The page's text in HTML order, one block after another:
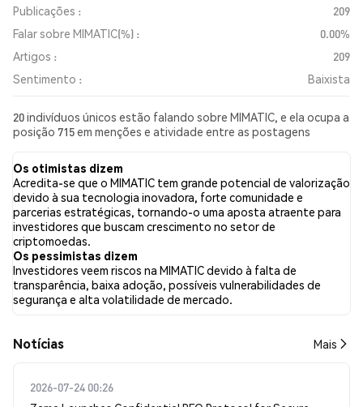
Publicações :
209
Falar sobre MIMATIC(%) :
0.00%
Artigos :
209
Sentimento :
Baixista
20 indivíduos únicos estão falando sobre MIMATIC, e ela ocupa a
posição 715 em menções e atividade entre as postagens
MIMATIC em todas as redes sociais foi Baixista. Por fim, foram
publicados 209 artigos de notícias sobre MIMATIC. No Twitter,
NaN% dos tweets apresentaram um sentimento otimista em
comparação com NaN% dos tweets com sentimento pessimista
sobre MIMATIC. NaN% dos tweets foram neutros em relação a
MIMATIC. Esses sentimentos são baseados em 0 tweets.
Os otimistas dizem
Acredita-se que o MIMATIC tem grande potencial de valorização
devido à sua tecnologia inovadora, forte comunidade e
parcerias estratégicas, tornando-o uma aposta atraente para
investidores que buscam crescimento no setor de
criptomoedas.
Os pessimistas dizem
Investidores veem riscos na MIMATIC devido à falta de
transparência, baixa adoção, possíveis vulnerabilidades de
segurança e alta volatilidade de mercado.
​​Notícias​​ Mais
2026-07-24 00:26